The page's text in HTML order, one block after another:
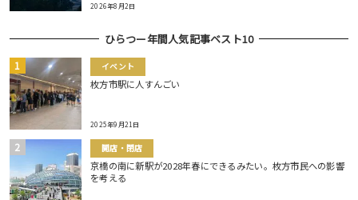
2026年8月2日
ひらつー年間人気記事ベスト10
イベント
枚方市駅に人すんごい
2025年9月21日
開店・閉店
京橋の南に新駅が2028年春にできるみたい。枚方市民への影響
を考える